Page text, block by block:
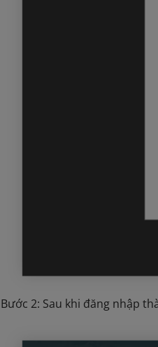
Bước 2: Sau khi đăng nhập